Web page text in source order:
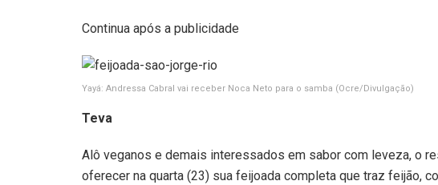
Continua após a publicidade
Yayá: Andressa Cabral vai receber Noca Neto para o samba (Ocre/Divulgação)
Teva
Alô veganos e demais interessados em sabor com leveza, o
oferecer na quarta (23) sua feijoada completa que traz feijão,